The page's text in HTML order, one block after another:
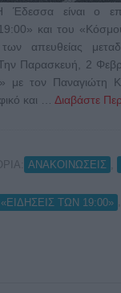
είναι ο
και του
απευθείας
Την Παρασκευή, 2
με τον Παναγιώτη
και … Διαβάστε
ΑΝΑΚΟΙΝΩΣΕΙΣ
«ΕΙΔΗΣΕΙΣ ΤΩΝ 19:00»